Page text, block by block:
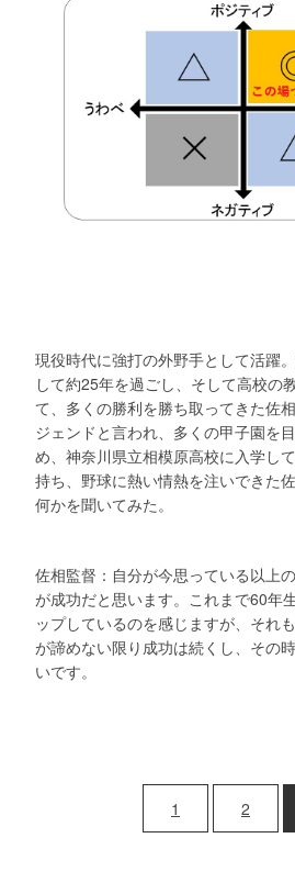
現役時代に強打の外野手として活躍
して約25年を過ごし、そして高校の
て、多くの勝利を勝ち取ってきた佐
ジェンドと言われ、多くの甲子園を
め、神奈川県立相模原高校に入学し
持ち、野球に熱い情熱を注いできた
何かを聞いてみた。
佐相監督：自分が今思っている以上
が成功だと思います。これまで60年
ップしているのを感じますが、それ
が諦めない限り成功は続くし、その
いです。
1 2